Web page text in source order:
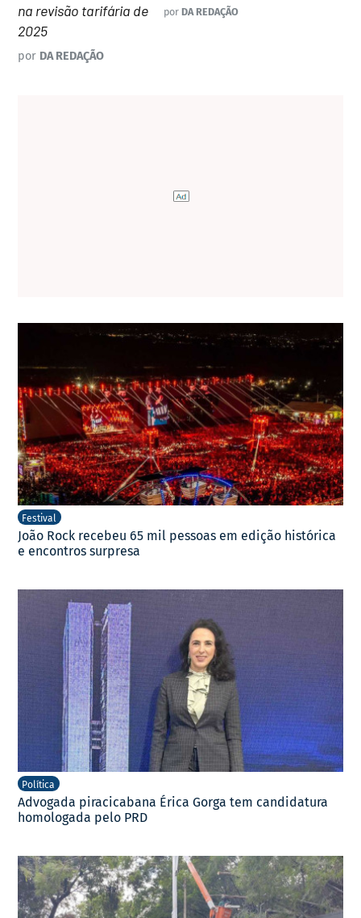
na revisão tarifária de
2025
por DA REDAÇÃO
por DA REDAÇÃO
Festival
João Rock recebeu 65 mil pessoas em edição histórica
e encontros surpresa
Política
Advogada piracicabana Érica Gorga tem candidatura
homologada pelo PRD